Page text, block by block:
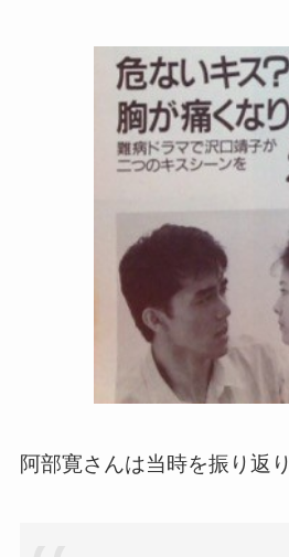
阿部寛さんは当時を振り返り